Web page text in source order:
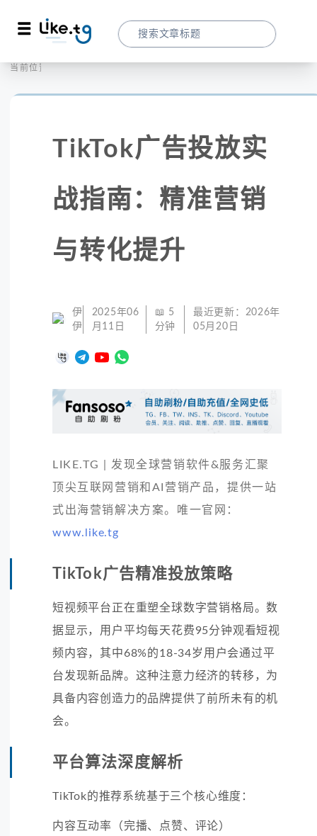
当前位置：
TikTok广告投放实
战指南：精准营销
与转化提升
伊
伊
2025年06
月11日
📖 5
分钟
最近更新： 2026年
05月20日
LIKE.TG | 发现全球营销软件&服务汇聚
顶尖互联网营销和AI营销产品，提供一站
式出海营销解决方案。唯一官网：
www.like.tg
TikTok广告精准投放策略
短视频平台正在重塑全球数字营销格局。数
据显示，用户平均每天花费95分钟观看短视
频内容，其中68%的18-34岁用户会通过平
台发现新品牌。这种注意力经济的转移，为
具备内容创造力的品牌提供了前所未有的机
会。
平台算法深度解析
TikTok的推荐系统基于三个核心维度：
内容互动率（完播、点赞、评论）